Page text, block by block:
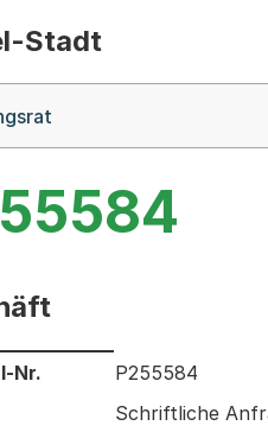
Stadt
zum Ausgewählten
Nr.
P255584
Schriftliche